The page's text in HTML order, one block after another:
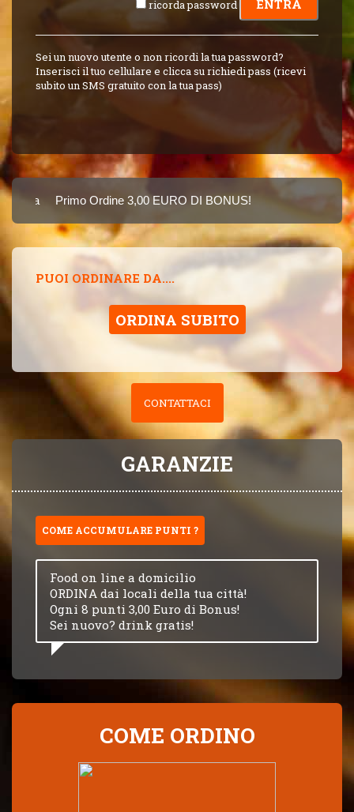
ricorda password
Sei un nuovo utente o non ricordi la tua password?
Inserisci il tuo cellulare e clicca su richiedi pass (ricevi
subito un SMS gratuito con la tua pass)
Primo Ordine 3,00 EURO DI BONUS!
8 PUNTI 3,00
PUOI ORDINARE DA....
ORDINA SUBITO
CONTATTACI
GARANZIE
COME ACCUMULARE PUNTI ?
Food on line a domicilio
ORDINA dai locali della tua città!
Ogni 8 punti 3,00 Euro di Bonus!
Sei nuovo? drink gratis!
COME ORDINO